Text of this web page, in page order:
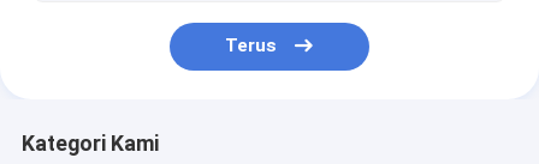
Terus
Kategori Kami